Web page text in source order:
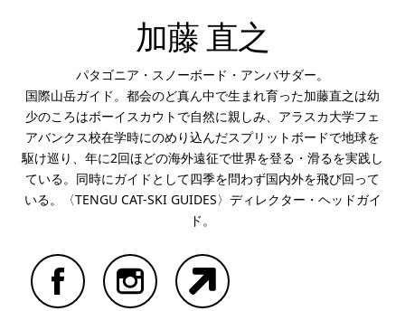
加藤 直之
パタゴニア・スノーボード・アンバサダー。
国際山岳ガイド。都会のど真ん中で生まれ育った加藤直之は幼
少のころはボーイスカウトで自然に親しみ、アラスカ大学フェ
アバンクス校在学時にのめり込んだスプリットボードで地球を
駆け巡り、年に2回ほどの海外遠征で世界を登る・滑るを実践し
ている。同時にガイドとして四季を問わず国内外を飛び回って
いる。〈TENGU CAT-SKI GUIDES〉ディレクター・ヘッドガイ
ド。